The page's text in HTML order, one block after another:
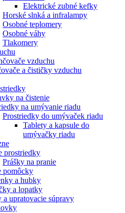
Elektrické zubné kefky
Horské slnká a infralampy
Osobné teplomery
Osobné váhy
Tlakomery
vzduchu
a čističky vzduchu
na čistenie
na umývanie riadu
Prostriedky do umývaček riadu
Tablety a kapsule do
umývačky riadu
prostriedky
Prášky na pranie
pomôcky
a hubky
a lopatky
a upratovacie súpravy